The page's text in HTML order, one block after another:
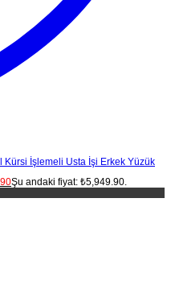
Kürsi İşlemeli Usta İşi Erkek Yüzük
Şu andaki fiyat: ₺5,949.90.